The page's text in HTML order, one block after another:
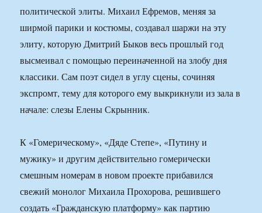
политической элиты. Михаил Ефремов, меняя за
ширмой парики и костюмы, создавал шаржи на эту
элиту, которую Дмитрий Быков весь прошлый год
высмеивал с помощью переиначенной на злобу дня
классики. Сам поэт сидел в углу сцены, сочиняя
экспромт, тему для которого ему выкрикнули из зала в
начале: слезы Елены Скрынник.
К «Гомерическому», «Дяде Степе», «Путину и
мужику» и другим действительно гомерически
смешным номерам в новом проекте прибавился
свежий монолог Михаила Прохорова, решившего
создать «Гражданскую платформу» как партию